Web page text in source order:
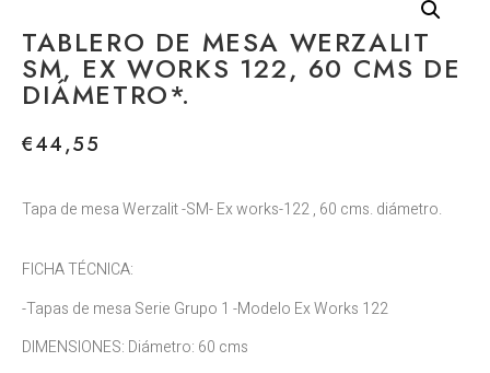
TABLERO DE MESA WERZALIT
SM, EX WORKS 122, 60 CMS DE
DIÁMETRO*.
€44,55
Tapa de mesa Werzalit -SM- Ex works-122 , 60 cms. diámetro.
FICHA TÉCNICA:
-Tapas de mesa Serie Grupo 1 -Modelo Ex Works 122
DIMENSIONES: Diámetro: 60 cms